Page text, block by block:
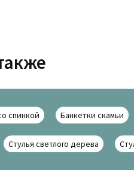
спинкой Банкетки скамьи
Стулья светлого дерева